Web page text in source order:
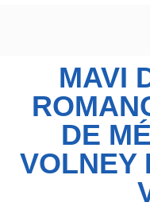
MAVI
DE
VOLNEY